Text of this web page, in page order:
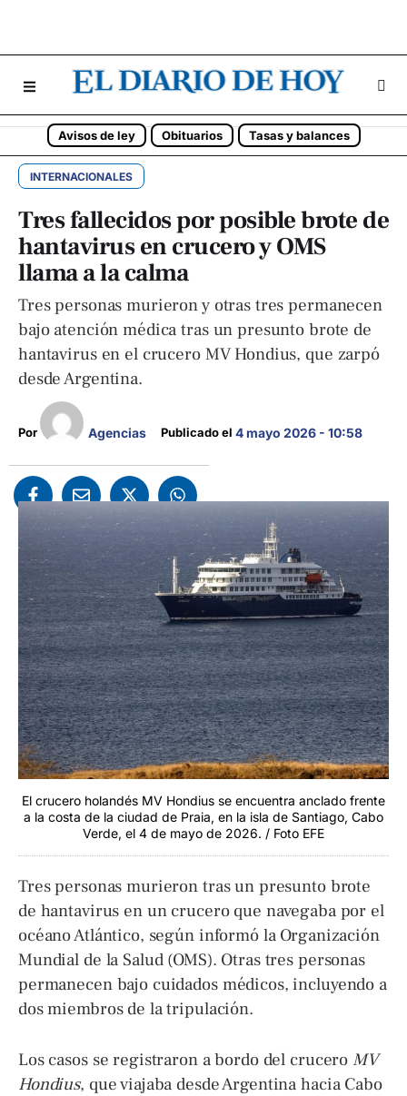
Avisos de ley Obituarios Tasas y balances
INTERNACIONALES
Tres fallecidos por posible brote de
hantavirus en crucero y OMS
llama a la calma
Tres personas murieron y otras tres permanecen
bajo atención médica tras un presunto brote de
hantavirus en el crucero MV Hondius, que zarpó
desde Argentina.
Por Agencias Publicado el 4 mayo 2026 - 10:58
El crucero holandés MV Hondius se encuentra anclado frente
a la costa de la ciudad de Praia, en la isla de Santiago, Cabo
Verde, el 4 de mayo de 2026. / Foto EFE
Tres personas murieron tras un presunto brote
de hantavirus en un crucero que navegaba por el
océano Atlántico, según informó la Organización
Mundial de la Salud (OMS). Otras tres personas
permanecen bajo cuidados médicos, incluyendo a
dos miembros de la tripulación.
Los casos se registraron a bordo del crucero MV
Hondius, que viajaba desde Argentina hacia Cabo